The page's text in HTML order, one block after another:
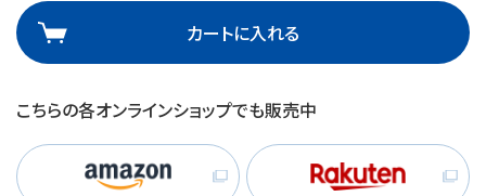
カートに入れる
こちらの各オンラインショップでも販売中